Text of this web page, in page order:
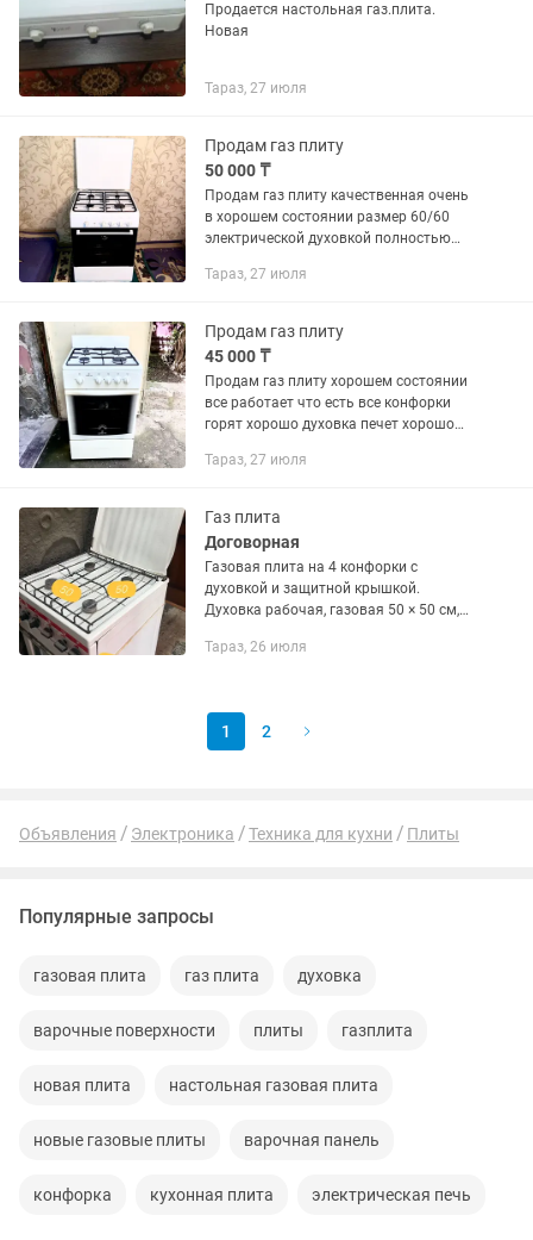
Продается настольная газ.плита.
Новая
Тараз, 27 июля
Продам газ плиту
50 000 ₸
Продам газ плиту качественная очень
в хорошем состоянии размер 60/60
электрической духовкой полностью
Тараз, 27 июля
Продам газ плиту
45 000 ₸
Продам газ плиту хорошем состоянии
все работает что есть все конфорки
горят хорошо духовка печет хорошо
фото помогу с доставкой установкай
Тараз, 27 июля
Газ плита
Договорная
Газовая плита на 4 конфорки с
духовкой и защитной крышкой.
Духовка рабочая, газовая 50 × 50 см,
/ договорная) Предлагайте свои цены,
Тараз, 26 июля
1 2
Объявления Электроника Техника для кухни Плиты
Популярные запросы
газовая плита газ плита духовка
варочные поверхности плиты газплита
новая плита настольная газовая плита
новые газовые плиты варочная панель
конфорка кухонная плита электрическая печь